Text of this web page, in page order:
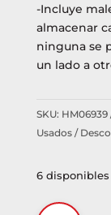
-Incluye
almacenar
ninguna se
un lado a
SKU: HM06939
Usados /
6 disponibles